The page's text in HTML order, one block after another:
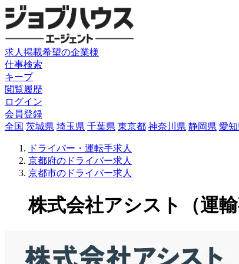
求人掲載希望の企業様
仕事検索
キープ
閲覧履歴
ログイン
会員登録
全国 茨城県 埼玉県 千葉県 東京都 神奈川県 静岡県 愛
ドライバー・運転手求人
京都府のドライバー求人
京都市のドライバー求人
株式会社アシスト（運